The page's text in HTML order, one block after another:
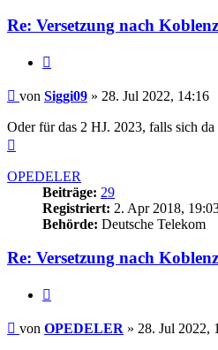
Re: Versetzung nach
Beitrag
von Siggi09 » 28. Jul 2022, 14:16
Oder für das 2 HJ. 2023, falls sich
OPEDELER
Beiträge: 29
Registriert: 2. Apr 2018,
Behörde: Deutsche Telekom
Re: Versetzung nach
Beitrag
von OPEDELER » 28. Jul 2022,